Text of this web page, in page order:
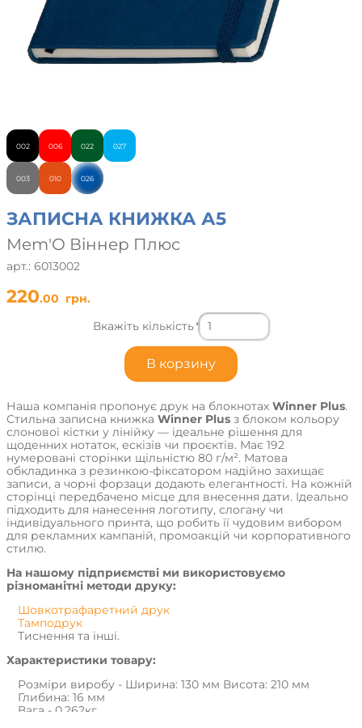
002
003
006
010
022
026
027
ЗАПИСНА КНИЖКА А5
Mem'O Віннер Плюс
арт.: 6013002
220.00 грн.
Вкажіть кількість*
Наша компанія пропонує друк на блокнотах Winner Plus.
Стильна записна книжка Winner Plus з блоком кольору
слонової кістки у лінійку — ідеальне рішення для
щоденних нотаток, ескізів чи проєктів. Має 192
нумеровані сторінки щільністю 80 г/м². Матова
обкладинка з резинкою-фіксатором надійно захищає
записи, а чорні форзаци додають елегантності. На кожній
сторінці передбачено місце для внесення дати. Ідеально
підходить для нанесення логотипу, слогану чи
індивідуального принта, що робить її чудовим вибором
для рекламних кампаній, промоакцій чи корпоративного
стилю.
На нашому підприємстві ми використовуємо
різноманітні методи друку:
Шовкотрафаретний друк
Тамподрук
Тиснення та інші.
Характеристики товару:
Розміри виробу - Ширина: 130 мм Висота: 210 мм
Глибина: 16 мм
Вага - 0.262кг
В корзину